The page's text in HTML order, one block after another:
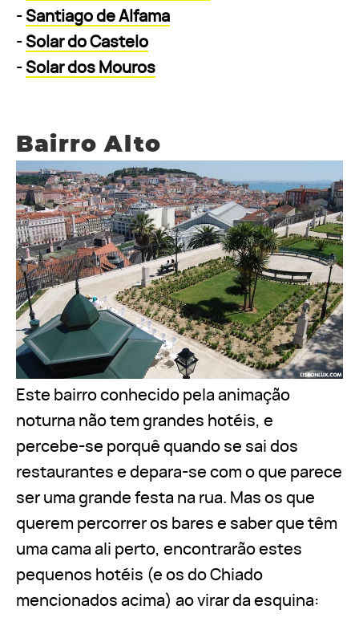
- Santiago de Alfama
- Solar do Castelo
- Solar dos Mouros
Bairro Alto
Este bairro conhecido pela animação
noturna não tem grandes hotéis, e
percebe-se porquê quando se sai dos
restaurantes e depara-se com o que parece
ser uma grande festa na rua. Mas os que
querem percorrer os bares e saber que têm
uma cama ali perto, encontrarão estes
pequenos hotéis (e os do Chiado
mencionados acima) ao virar da esquina: